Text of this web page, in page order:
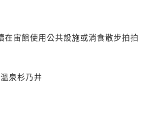
在宙館使用公共設施或消食散步拍拍